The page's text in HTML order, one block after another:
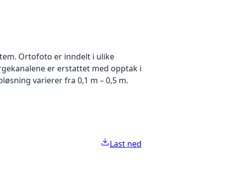
Ortofoto er inndelt i ulike
er erstattet med opptak i
varierer fra 0,1 m – 0,5 m.
Last ned